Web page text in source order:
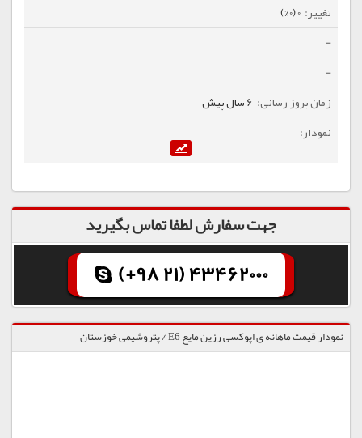
0 (0%)
-
-
6 سال پیش
جهت سفارش لطفا تماس بگیرید
(+98 21) 43462000
نمودار قیمت ماهانه ی اپوکسی رزین مایع E6 / پتروشیمی خوزستان